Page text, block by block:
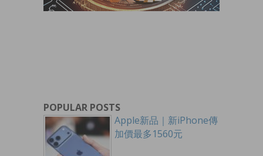
POPULAR POSTS
Apple新品｜新iPhone傳
加價最多1560元